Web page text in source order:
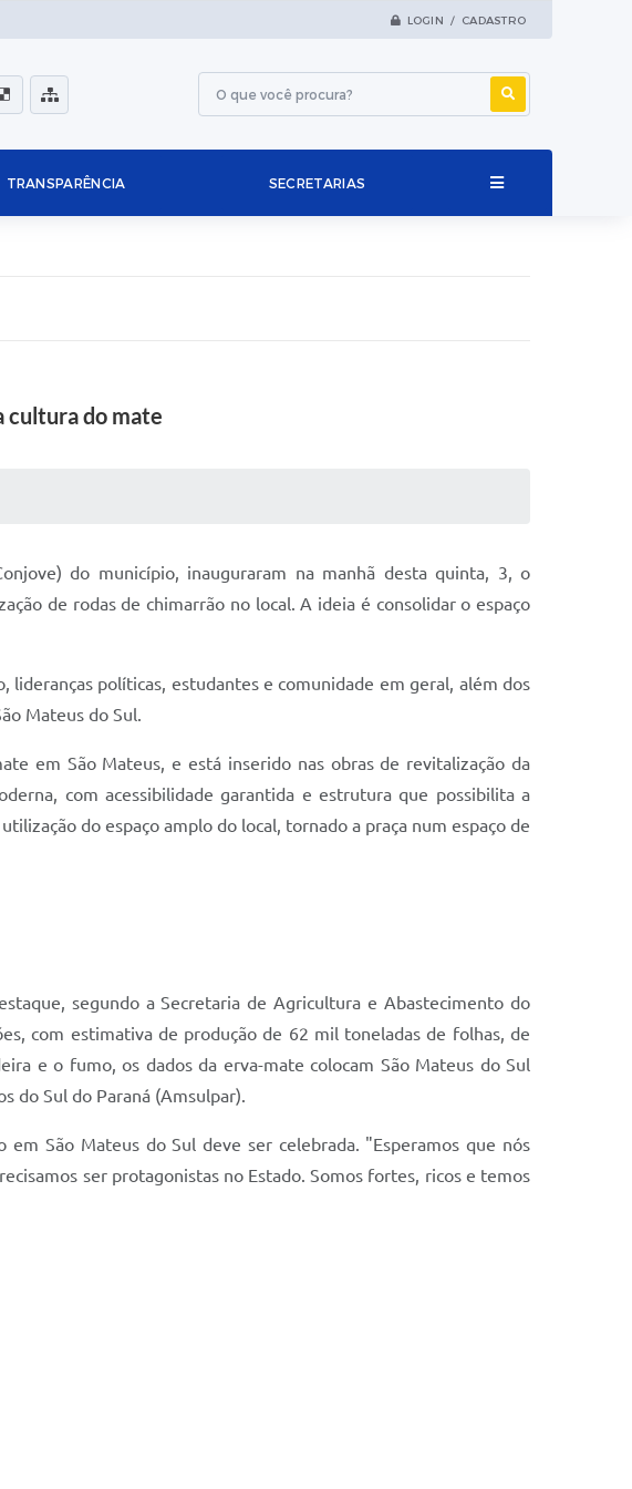
LOGIN / CADASTRO
TRANSPARÊNCIA SECRETARIAS
cultura do mate
do município, inauguraram na manhã desta quinta, 3, o
de rodas de chimarrão no local. A ideia é consolidar o espaço
políticas, estudantes e comunidade em geral, além dos
Mateus do Sul.
em São Mateus, e está inserido nas obras de revitalização da
com acessibilidade garantida e estrutura que possibilita a
do espaço amplo do local, tornado a praça num espaço de
segundo a Secretaria de Agricultura e Abastecimento do
com estimativa de produção de 62 mil toneladas de folhas, de
e o fumo, os dados da erva-mate colocam São Mateus do Sul
do Sul do Paraná (Amsulpar).
São Mateus do Sul deve ser celebrada. "Esperamos que nós
ser protagonistas no Estado. Somos fortes, ricos e temos